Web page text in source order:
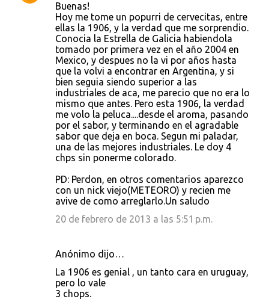
Buenas!
Hoy me tome un popurri de cervecitas, entre
ellas la 1906, y la verdad que me sorprendio.
Conocia la Estrella de Galicia habiendola
tomado por primera vez en el año 2004 en
Mexico, y despues no la vi por años hasta
que la volvi a encontrar en Argentina, y si
bien seguia siendo superior a las
industriales de aca, me parecio que no era lo
mismo que antes. Pero esta 1906, la verdad
me volo la peluca....desde el aroma, pasando
por el sabor, y terminando en el agradable
sabor que deja en boca. Segun mi paladar,
una de las mejores industriales. Le doy 4
chps sin ponerme colorado.
PD: Perdon, en otros comentarios aparezco
con un nick viejo(METEORO) y recien me
avive de como arreglarlo.Un saludo
20 de febrero de 2013 a las 5:51 p.m.
Anónimo dijo…
La 1906 es genial , un tanto cara en uruguay,
pero lo vale
3 chops.